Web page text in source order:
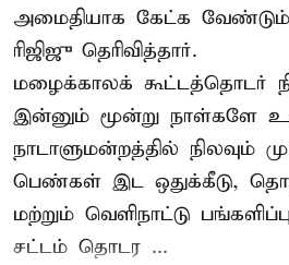
அமைதியாக கேட்க
ரிஜிஜு தெரிவித்தார்.
மழைக்காலக் கூட்டத்தொடர்
இன்னும் மூன்று நாள்களே
நாடாளுமன்றத்தில் நிலவும்
பெண்கள் இட ஒதுக்கீடு,
மற்றும் வெளிநாட்டு
சட்டம் தொடர ...